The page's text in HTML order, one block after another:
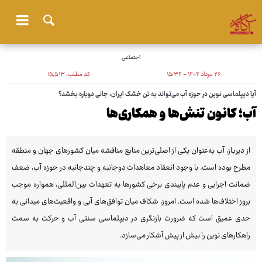
اجتماعی
۲۶ مرداد ۱۴۰۴ - ۱۵:۳۴ کد مطلب:۱۵٬۵۱۳
آیا دیپلماسی نوین در حوزه آب می‌تواند به تن خشک ایران، جانی دوباره بخشد؟
آب؛ کانون تنش‌ها و همکاری‌ها
از دیرباز، آب به‌عنوان یکی از اصلی‌ترین منابع مناقشه میان کشورهای جهان و منطقه
مطرح بوده است. با وجود انعقاد معاهدات دوجانبه و چندجانبه در حوزه آب، ضعف
ضمانت اجرایی و عدم پایبندی برخی کشورها به تعهدات بین‌المللی، همواره موجب
بروز اختلاف‌ها شده است. امروز، شکاف میان توافق‌های آبی و واقعیت‌های میدانی به
حدی عمیق است که ضرورت بازنگری در دیپلماسی سنتی آب و حرکت به سمت
راهکارهای نوین را بیش از پیش آشکار می‌سازد.